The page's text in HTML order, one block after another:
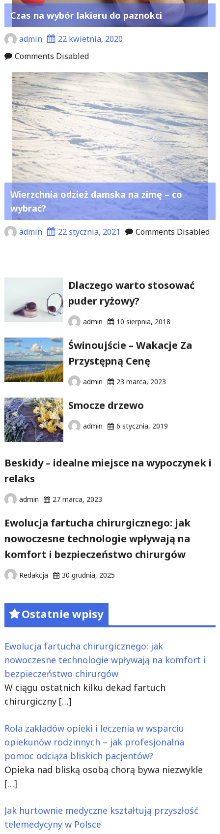
Czas na wybór lakieru do paznokci
admin
22 kwietnia, 2020
Comments Disabled
Wierzchnia odzież damska na zimę – co
wybrać?
admin 22 stycznia, 2021 Comments Disabled
Dlaczego warto stosować
puder ryżowy?
admin 10 sierpnia, 2018
Świnoujście – Wakacje Za
Przystępną Cenę
admin 23 marca, 2023
Smocze drzewo
admin 6 stycznia, 2019
Beskidy – idealne miejsce na wypoczynek i
relaks
admin 27 marca, 2023
Ewolucja fartucha chirurgicznego: jak
nowoczesne technologie wpływają na
komfort i bezpieczeństwo chirurgów
Redakcja 30 grudnia, 2025
Ostatnie wpisy
Ewolucja fartucha chirurgicznego: jak
nowoczesne technologie wpływają na komfort i
bezpieczeństwo chirurgów
W ciągu ostatnich kilku dekad fartuch
chirurgiczny […]
Rola zakładów opieki i leczenia w wsparciu
opiekunów rodzinnych – jak profesjonalna
pomoc odciąża bliskich pacjentów?
Opieka nad bliską osobą chorą bywa niezwykle
[…]
Jak hurtownie medyczne kształtują przyszłość
telemedycyny w Polsce